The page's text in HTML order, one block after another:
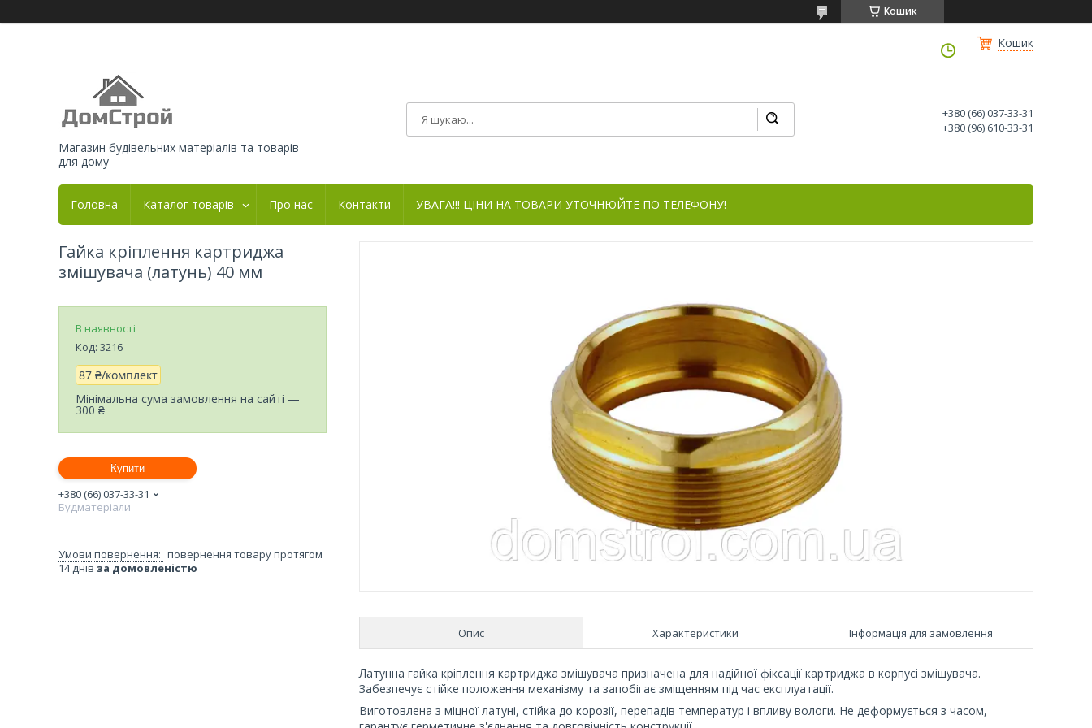
Кошик
Кошик
Магазин будівельних матеріалів та товарів
для дому
+380 (66) 037-33-31
+380 (96) 610-33-31
Головна Каталог товарів Про нас Контакти УВАГА!!! ЦІНИ НА ТОВАРИ УТОЧНЮЙТЕ ПО ТЕЛЕФОНУ!
Опис Характеристики Інформація для замовлення
Латунна гайка кріплення картриджа змішувача призначена для надійної фіксації картриджа в корпусі змішувача.
Забезпечує стійке положення механізму та запобігає зміщенням під час експлуатації.
Виготовлена з міцної латуні, стійка до корозії, перепадів температур і впливу вологи. Не деформується з часом,
Гайка кріплення картриджа
змішувача (латунь) 40 мм
В наявності
Код: 3216
87 ₴/комплект
Мінімальна сума замовлення на сайті —
300 ₴
Купити
+380 (66) 037-33-31
Будматеріали
повернення товару протягом
14 днів за домовленістю